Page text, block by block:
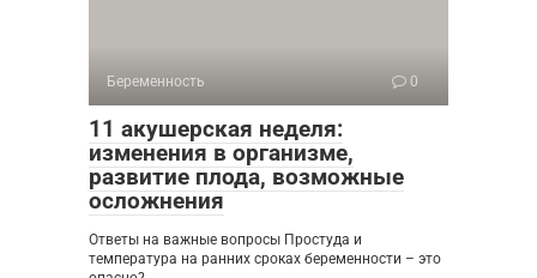
Беременность 0
11 акушерская неделя:
изменения в организме,
развитие плода, возможные
осложнения
Ответы на важные вопросы Простуда и
температура на ранних сроках беременности – это